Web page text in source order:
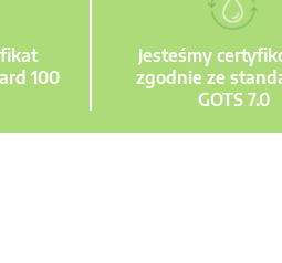
100
Jesteśmy
zgodnie ze
GOTS 7.0